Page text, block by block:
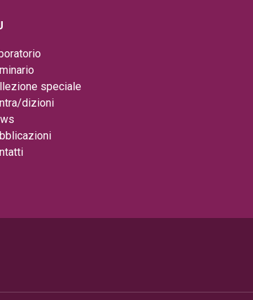
speciale
dizioni